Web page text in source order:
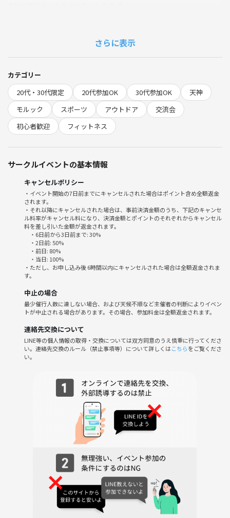
アウトドア好きの方🏕
軽く運動不足解消したい方🏃‍♂️🏃🏼‍♀️
新しいこと好きな好奇心旺盛な方🌳w
ect....
【モルックっとは？🤔】
ほとんどみんな初心者です！
ルールは、数字が書かれた12本の木の棒に向かって、数メートル離れた
場所から棒を投げて倒し、倒した本数などで得点を競うゲームです🤗
フィンランド発祥のスポーツで、
お笑い芸人のさらば青春の光の森田さんが、モルックを始めてその日に
世界大会出場が決まったことで人気沸騰し始めました🏅✨
ルールはシンプルですが、奥深さもありついついハマってしまいますよ
⚠️ネットワークビジネス・宗教等、勧誘目的の方はお断りします。
ーーー
参加希望の方は申し込み後に
さらに表示
カテゴリー
20代・30代限定
20代参加OK 30代参加OK
天神
モルック
スポーツ アウトドア
交流会
初心者歓迎
フィットネス
サークルイベントの基本情報
キャンセルポリシー
・イベント開始の7日前までにキャンセルされた場合はポイント含め全額返金
されます。
・それ以降にキャンセルされた場合は、事前決済金額のうち、下記のキャンセ
ル料率がキャンセル料になり、決済金額とポイントのそれぞれからキャンセル
料を差し引いた金額が返金されます。
・6日前から3日前まで: 30%
・2日前: 50%
・前日: 80%
・当日: 100%
・ただし、お申し込み後 6時間以内にキャンセルされた場合は全額返金されま
す。
中止の場合
最少催行人数に達しない場合、および天候不順など主催者の判断によりイベン
トが中止される場合があります。その場合、参加料金は全額返金されます。
連絡先交換について
LINE等の個人情報の取得・交換については双方同意のうえ慎重に行ってくださ
い。連絡先交換のルール（禁止事項等）について詳しくはこちらをご覧くださ
い。